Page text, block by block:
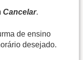
Cancelar.
de ensino
desejado.